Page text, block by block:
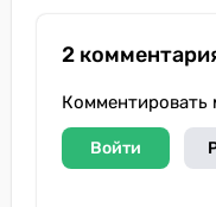
2
Комментировать
Войти